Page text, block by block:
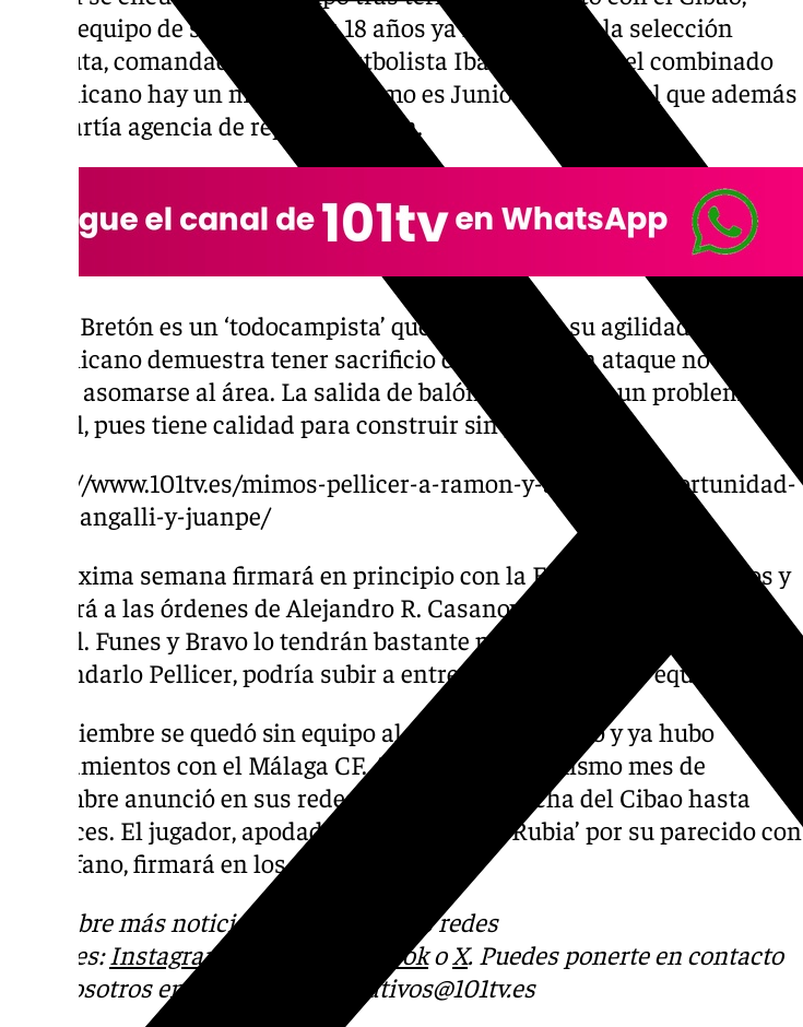
mejor equipo de su país. A sus 18 años ya le llaman de la selección
absoluta, comandada por el exfutbolista Ibai Gómez. En el combinado
dominicano hay un malagueño como es Junior Firpo, con el que además
compartía agencia de representación.
Lucas Bretón es un ‘todocampista’ que destaca por su agilidad. El
dominicano demuestra tener sacrificio defensivo y en ataque no le da
miedo asomarse al área. La salida de balón tampoco es un problema
para él, pues tiene calidad para construir sin problema.
https://www.101tv.es/mimos-pellicer-a-ramon-y-arriaza-y-oportunidad-
para-sangalli-y-juanpe/
La próxima semana firmará en principio con la Entidad de Martiricos y
se unirá a las órdenes de Alejandro R. Casanova para formar parte del
juvenil. Funes y Bravo lo tendrán bastante presente y, en caso de
demandarlo Pellicer, podría subir a entrenar con el primer equipo.
En diciembre se quedó sin equipo al terminar contrato y ya hubo
acercamientos con el Málaga CF. A mediados del mismo mes de
diciembre anunció en sus redes sociales su marcha del Cibao hasta
entonces. El jugador, apodado como ‘La Saeta Rubia’ por su parecido con
Di Stéfano, firmará en los próximos días.
Descubre más noticias de 101TV en las redes
sociales: Instagram Tik Toko X. Puedes ponerte en contacto
con nosotros en el correo
informativos@101tv.es